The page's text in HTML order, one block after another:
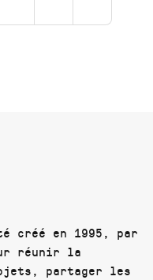
créé en 1995, par
réunir la
partager les